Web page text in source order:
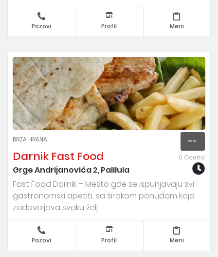
Pozovi Profil Meni
--
0 Ocena
BRZA HRANA
Darnik Fast Food
Grge Andrijanovića 2, Palilula
Fast Food Darnik – Mesto gde se ispunjavaju svi
gastronomski apetiti, sa širokom ponudom koja
zadovoljava svaku želj ...
Pozovi Profil Meni